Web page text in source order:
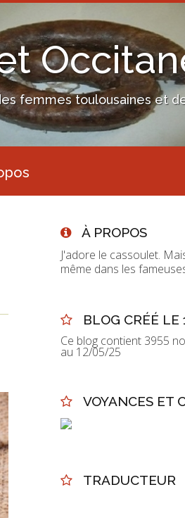
femmes toulousaines et
À PROPOS
J'adore le cassoulet.
même dans les
BLOG CRÉÉ
Ce blog contient 3955
au 12/05/25
VOYANCES ET
TRADUCTEUR